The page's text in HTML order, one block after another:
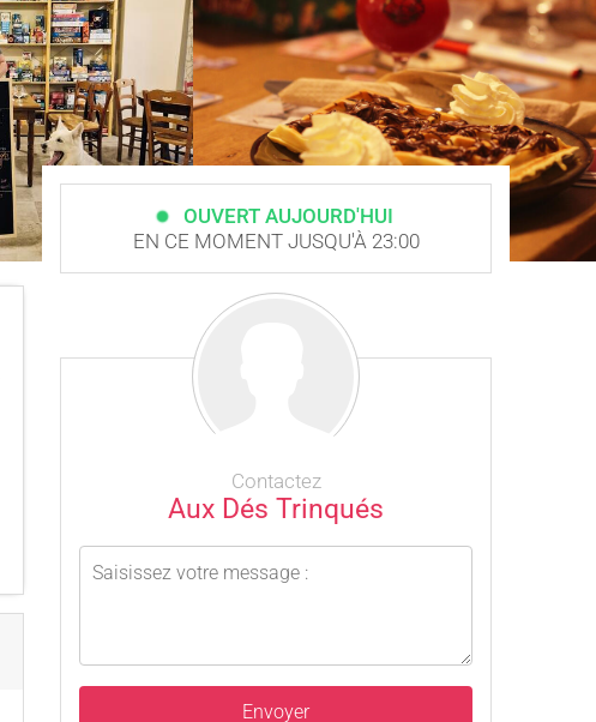
OUVERT AUJOURD'HUI
EN CE MOMENT JUSQU'À 23:00
Contactez
Aux Dés Trinqués
Envoyer